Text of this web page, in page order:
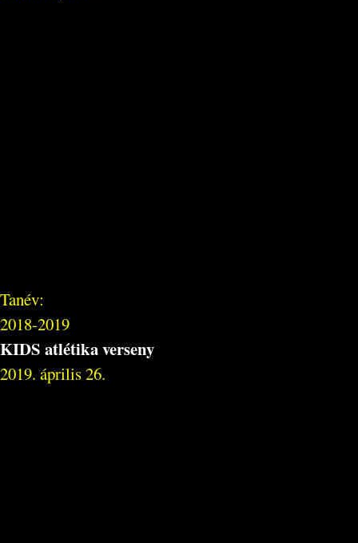
Tanév:
2018-2019
KIDS atlétika verseny
2019. április 26.